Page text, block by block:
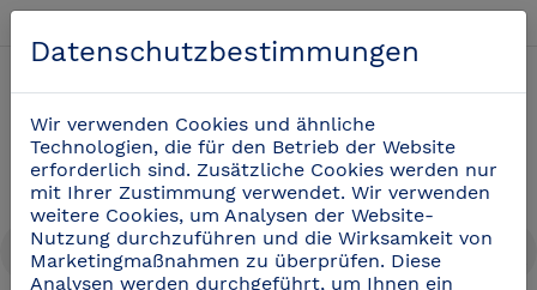
Datenschutzbestimmungen
Wir verwenden Cookies und ähnliche
Technologien, die für den Betrieb der Website
erforderlich sind. Zusätzliche Cookies werden nur
mit Ihrer Zustimmung verwendet. Wir verwenden
weitere Cookies, um Analysen der Website-
Nutzung durchzuführen und die Wirksamkeit von
Marketingmaßnahmen zu überprüfen. Diese
Analysen werden durchgeführt, um Ihnen ein